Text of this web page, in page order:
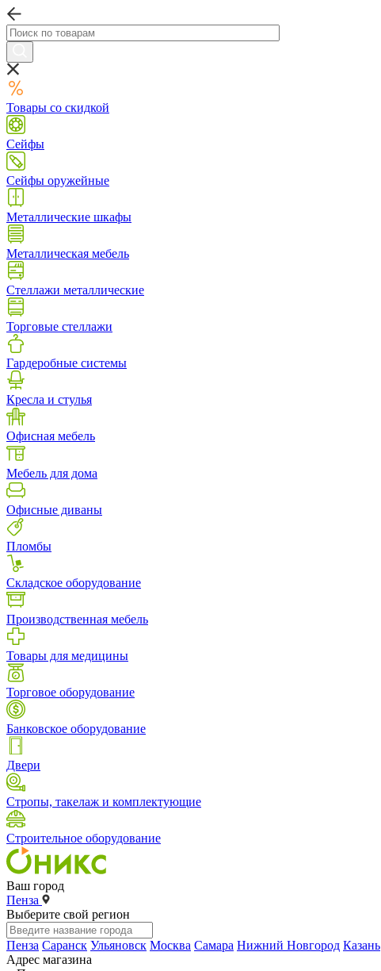
Товары со скидкой
Сейфы
Сейфы оружейные
Металлические шкафы
Металлическая мебель
Стеллажи металлические
Торговые стеллажи
Гардеробные системы
Кресла и стулья
Офисная мебель
Мебель для дома
Офисные диваны
Пломбы
Складское оборудование
Производственная мебель
Товары для медицины
Торговое оборудование
Банковское оборудование
Двери
Стропы, такелаж и комплектующие
Строительное оборудование
Ваш город
Пенза
Выберите свой регион
Пенза Саранск Ульяновск Москва Самара Нижний Новгород Казань
Адрес магазина